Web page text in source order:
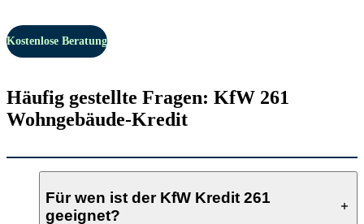
Kostenlose Beratung
Häufig gestellte Fragen: KfW 261
Wohngebäude-Kredit
Für wen ist der KfW Kredit 261
geeignet?